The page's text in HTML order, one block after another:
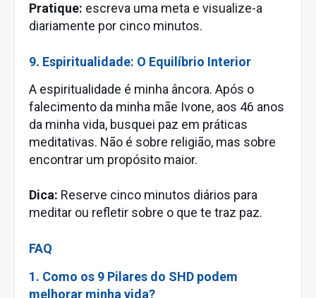
Pratique: escreva uma meta e visualize-a
diariamente por cinco minutos.
9. Espiritualidade: O Equilíbrio Interior
A espiritualidade é minha âncora. Após o
falecimento da minha mãe Ivone, aos 46 anos
da minha vida, busquei paz em práticas
meditativas. Não é sobre religião, mas sobre
encontrar um propósito maior.
Dica: Reserve cinco minutos diários para
meditar ou refletir sobre o que te traz paz.
FAQ
1. Como os 9 Pilares do SHD podem
melhorar minha vida?